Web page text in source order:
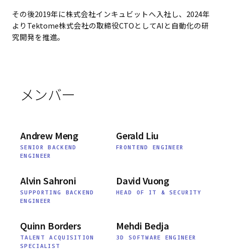
その後2019年に株式会社インキュビットへ入社し、2024年
よりTektome株式会社の取締役CTOとしてAIと自動化の研
究開発を推進。
メンバー
Andrew Meng
SENIOR BACKEND
ENGINEER
Gerald Liu
FRONTEND ENGINEER
Alvin Sahroni
SUPPORTING BACKEND
ENGINEER
David Vuong
HEAD OF IT & SECURITY
Quinn Borders
TALENT ACQUISITION
SPECIALIST
Mehdi Bedja
3D SOFTWARE ENGINEER